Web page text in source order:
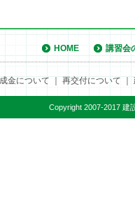
HOME 講習会
金について ｜ 再交付について ｜
Copyright 2007-2017 建